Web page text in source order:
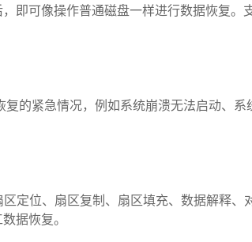
即可像操作普通磁盘一样进行数据恢复
的紧急情况，例如系统崩溃无法启动、系
定位、扇区复制、扇区填充、数据解释、
据恢复。